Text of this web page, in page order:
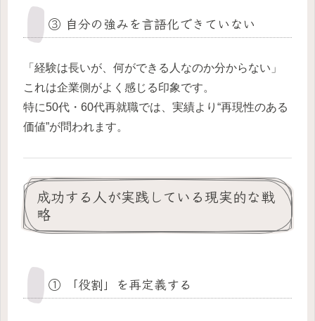
③ 自分の強みを言語化できていない
「経験は長いが、何ができる人なのか分からない」
これは企業側がよく感じる印象です。
特に50代・60代再就職では、実績より“再現性のある
価値”が問われます。
成功する人が実践している現実的な戦
略
① 「役割」を再定義する